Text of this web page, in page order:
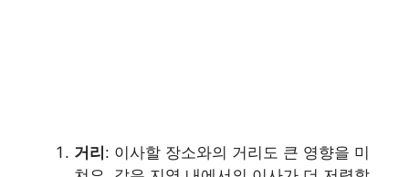
거리 : 이사할 장소와의 거리도 큰 영향을 미